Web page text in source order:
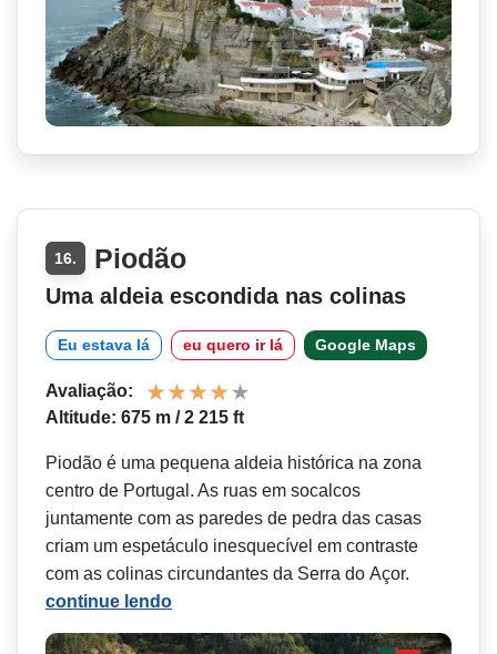
16. Piodão
Uma aldeia escondida nas colinas
Eu estava lá eu quero ir lá Google Maps
Avaliação:
Altitude: 675 m / 2 215 ft
Piodão é uma pequena aldeia histórica na zona
centro de Portugal. As ruas em socalcos
juntamente com as paredes de pedra das casas
criam um espetáculo inesquecível em contraste
com as colinas circundantes da Serra do Açor.
continue lendo